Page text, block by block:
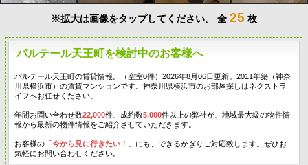
※拡大は画像をタップしてください。 全 25 枚
パルテール天王町を検討中のお客様へ
パルテール天王町の賃貸情報。（空室0件）2026年8月06日更新。2011年築（神奈
川県横浜市）の賃貸マンションです。神奈川県横浜市のお部屋探しはネクストラ
イフへお任せください。
年間お問い合わせ数22,000件、成約数5,000件以上の弊社が、地域最大級の物件情
報から最新の物件情報をご紹介させていただきます。
お客様の「今から見に行きたい！
」にも、できるかぎりご対応致します。ぜひお
気軽にお問い合わせください。